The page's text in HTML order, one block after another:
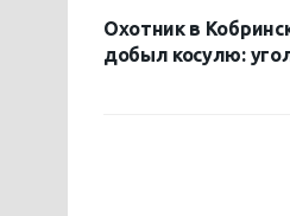
Охотник в
добыл косулю: